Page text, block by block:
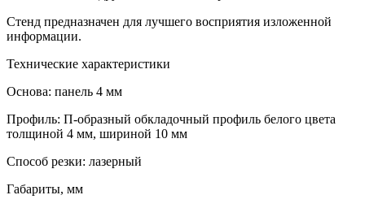
Стенд предназначен для лучшего восприятия изложенной
информации.
Технические характеристики
Основа: панель 4 мм
Профиль: П-образный обкладочный профиль белого цвета
толщиной 4 мм, шириной 10 мм
Способ резки: лазерный
Габариты, мм